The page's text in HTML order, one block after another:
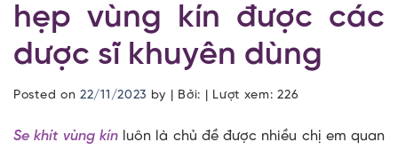
hẹp vùng kín được các
dược sĩ khuyên dùng
Posted on 22/11/2023 by | Bởi: | Lượt xem:226
Se khít vùng kínluôn là chủ đề được nhiều chị em quan